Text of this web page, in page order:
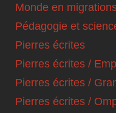
Monde en
Pédagogie et
Pierres écrites
Pierres écrites /
Pierres écrites /
Pierres écrites /